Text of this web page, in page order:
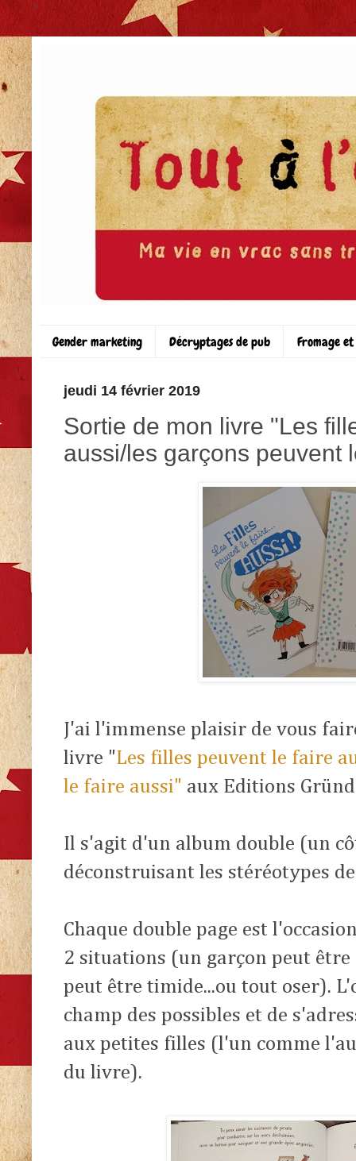
>
Gender marketing Décryptages de pub Fromage
jeudi 14 février 2019
Sortie de mon livre "Les
aussi/les garçons peuvent
J'ai l'immense plaisir de vous
livre "Les filles peuvent le faire
le faire aussi" aux Editions
Il s'agit d'un album double (un
déconstruisant les stéréotypes
Chaque double page est
2 situations (un garçon peut être
peut être timide...ou tout oser).
champ des possibles et de
aux petites filles (l'un comme
du livre).